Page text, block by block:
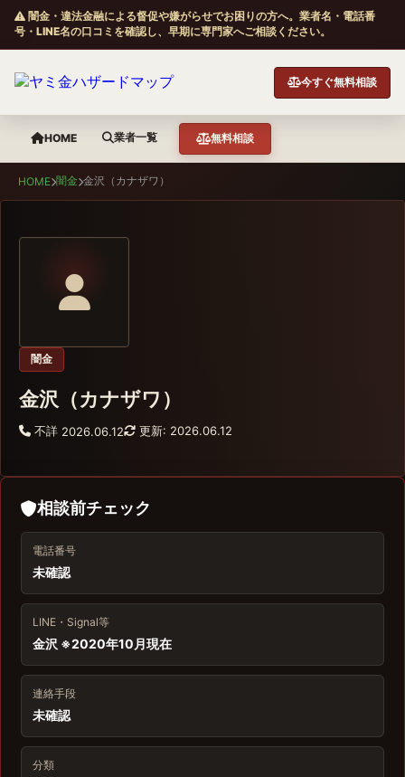
闇金・違法金融による督促や嫌がらせでお困りの方へ。業者名・電話番
号・LINE名の口コミを確認し、早期に専門家へご相談ください。
今すぐ無料相談
HOME 業者一覧 無料相談
HOME 闇金 金沢（カナザワ）
闇金
金沢（カナザワ）
不詳 2026.06.12 更新: 2026.06.12
相談前チェック
電話番号
未確認
LINE・Signal等
金沢 ※2020年10月現在
連絡手段
未確認
分類